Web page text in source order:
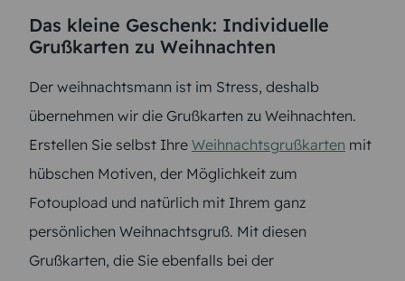
Das kleine Geschenk: Individuelle
Grußkarten zu Weihnachten
Der weihnachtsmann ist im Stress, deshalb
übernehmen wir die Grußkarten zu Weihnachten.
Erstellen Sie selbst Ihre Weihnachtsgrußkarten mit
hübschen Motiven, der Möglichkeit zum
Fotoupload und natürlich mit Ihrem ganz
persönlichen Weihnachtsgruß. Mit diesen
Grußkarten, die Sie ebenfalls bei der